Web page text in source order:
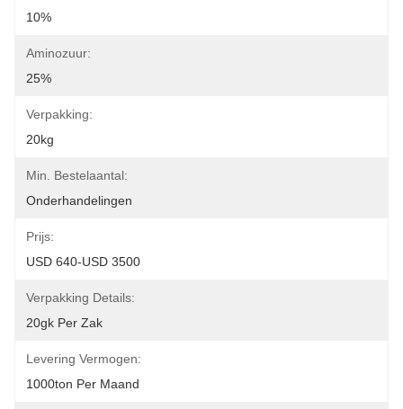
10%
Aminozuur:
25%
Verpakking:
20kg
Min. Bestelaantal:
Onderhandelingen
Prijs:
USD 640-USD 3500
Verpakking Details:
20gk Per Zak
Levering Vermogen:
1000ton Per Maand